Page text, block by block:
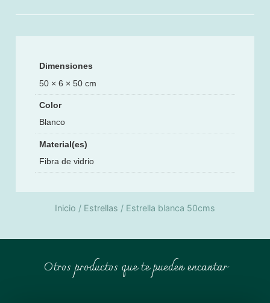
Dimensiones
50 × 6 × 50 cm
Color
Blanco
Material(es)
Fibra de vidrio
Inicio / Estrellas / Estrella blanca 50cms
Otros productos que te pueden encantar